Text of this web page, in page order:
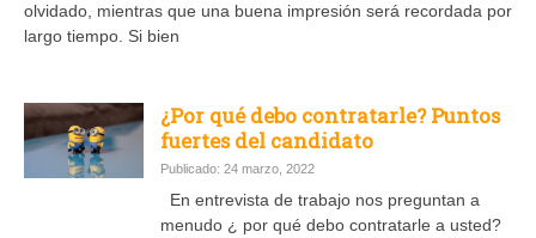
olvidado, mientras que una buena impresión será recordada por
largo tiempo. Si bien
¿Por qué debo contratarle? Puntos
fuertes del candidato
Publicado: 24 marzo, 2022
En entrevista de trabajo nos preguntan a
menudo ¿ por qué debo contratarle a usted?